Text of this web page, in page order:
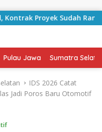
Proyek Sudah Rampung
Pulau Jawa Sumatra
IDS 2026 Catat
Jadi Poros Baru Otomotif